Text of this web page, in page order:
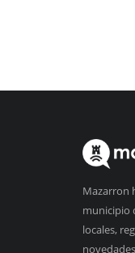
Mazarron
municipio
locales,